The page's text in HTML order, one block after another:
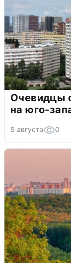
Очевидцы
на юго-
5 августа 0